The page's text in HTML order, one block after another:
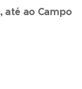
até ao Campo